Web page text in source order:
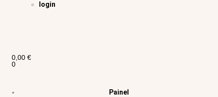
login
0,00 €
0
Painel